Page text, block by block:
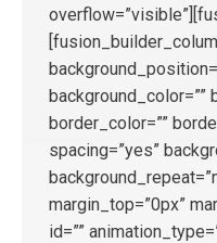
background_color=””
border_color=””
spacing=”yes”
margin_top=”0px”
id=””